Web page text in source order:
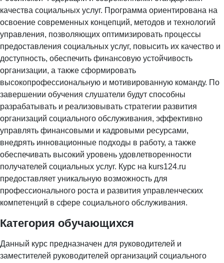
качества социальных услуг. Программа ориентирована на
освоение современных концепций, методов и технологий
управления, позволяющих оптимизировать процессы
предоставления социальных услуг, повысить их качество и
доступность, обеспечить финансовую устойчивость
организации, а также сформировать
высокопрофессиональную и мотивированную команду. По
завершении обучения слушатели будут способны
разрабатывать и реализовывать стратегии развития
организаций социального обслуживания, эффективно
управлять финансовыми и кадровыми ресурсами,
внедрять инновационные подходы в работу, а также
обеспечивать высокий уровень удовлетворенности
получателей социальных услуг. Курс на kurs124.ru
предоставляет уникальную возможность для
профессионального роста и развития управленческих
компетенций в сфере социального обслуживания.
Категория обучающихся
Данный курс предназначен для руководителей и
заместителей руководителей организаций социального